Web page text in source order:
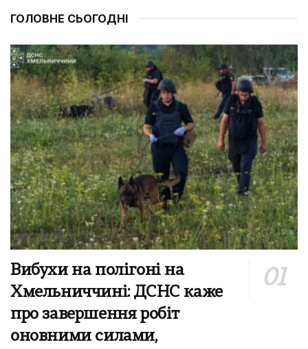
ГОЛОВНЕ СЬОГОДНІ
Вибухи на полігоні на
Хмельниччині: ДСНС каже
про завершення робіт
оновними силами,